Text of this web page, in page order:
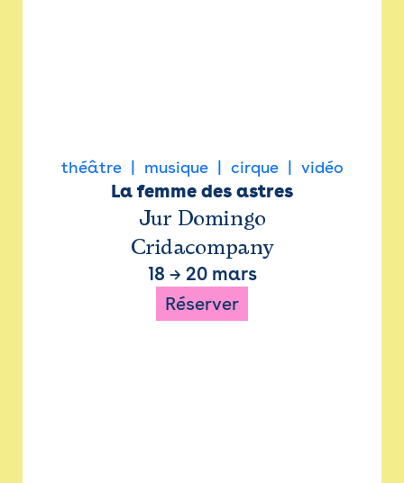
théâtre musique cirque vidéo
La femme des astres
Jur Domingo
Cridacompany
18 → 20 mars
Réserver